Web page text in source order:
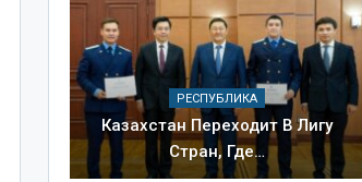
РЕСПУБЛИКА
Казахстан Переходит В Лигу
Стран, Где…